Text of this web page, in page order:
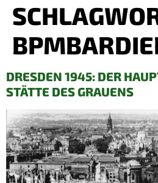
DRESDEN 1945: DER
STÄTTE DES GRAUENS